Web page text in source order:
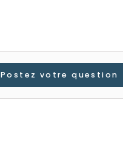
Postez votre question